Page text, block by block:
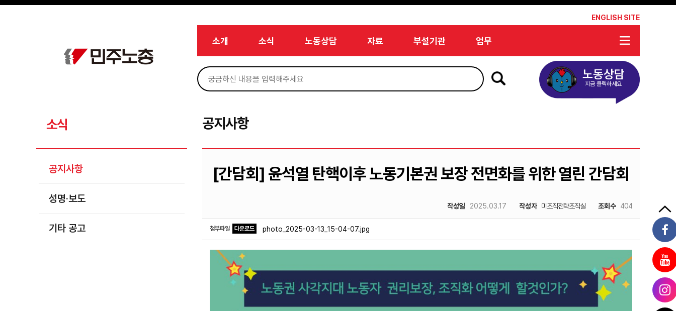
메뉴 건너뛰기
ENGLISH SITE
소개 소식 노동상담 자료 부설기관 업무
노동상담
지금 클릭하세요
소식
공지사항
성명·보도
기타 공고
공지사항
[간담회] 윤석열 탄핵이후 노동기본권 보장 전면화를 위한 열린 간담회
작성일 2025.03.17 작성자 미조직전략조직실 조회수 404
첨부파일 다운로드 photo_2025-03-13_15-04-07.jpg
Sketchbook5, 스케치북5
Sketchbook5, 스케치북5